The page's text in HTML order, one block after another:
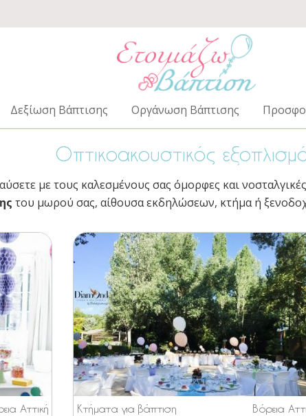
Δεξίωση Βάπτισης Οργάνωση Βάπτισης
Οπτικοακουστικός
με τους καλεσμένους σας όμορφες και
του μωρού σας, αίθουσα εκδηλώσεων, κτήμα ή
Αττική Βόρεια
Κτήματα για βάπτιση